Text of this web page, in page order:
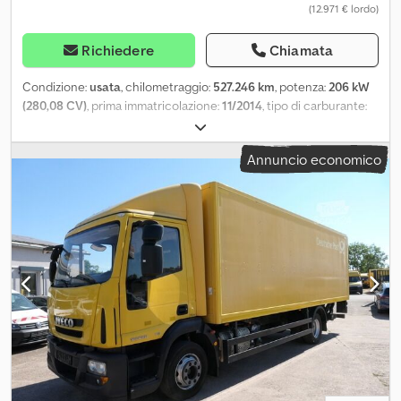
(12.971 € lordo)
Richiedere Chiamata
Condizione:usata, chilometraggio: 527.246 km, potenza: 206 kW
(280,08 CV) , prima immatricolazione:11/2014 , tipo di carburante:
, peso massimo di carico:
peso complessivo:11.990 kg, passo:4.815 mm, carburante:diesel,
colore:giallo, cabina di guida:altro, tipo di ingranaggio:
, classe di emissione:Euro 6
, lunghezza totale: 8.900 mm
7.050 mm, larghezza vano di carico: 2.400 mm
vano di carico:2.100 mm , Anno di produzione:
, altezza di
costruzione:3.350 mm , Equipaggiamento:
ABS, gancio traino
rimorchio, programma elettronico di stabilità (ESP), sponda
idraulica, State cercando un camion affidabile, in grado di gestire
in modo efficiente le vostre attività di trasporto quotidiane, senza
inutili compromessi? Allora questo Iveco EuroCargo ML 120 è il
veicolo ideale per la vostra azienda. Grazie al suo potente motore
diesel da 6.728 cm³ e 206 kW di potenza, questo EuroCargo offre
la forza e la coppia necessarie per movimentare anche carichi
Annuncio economico